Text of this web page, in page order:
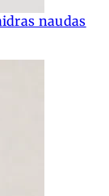
naudas